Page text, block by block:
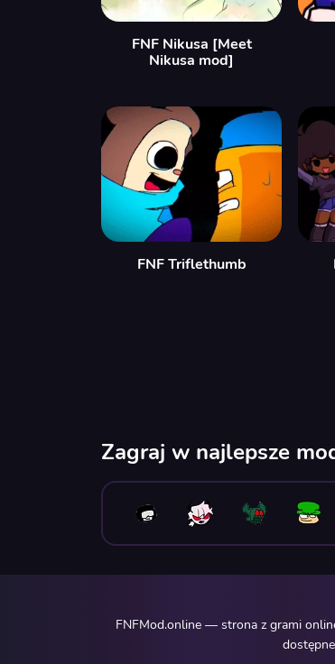
FNF Nikusa [Meet
Nikusa mod]
FNF Triflethumb
Zagraj w najlepsze
FNFMod.online — strona z grami